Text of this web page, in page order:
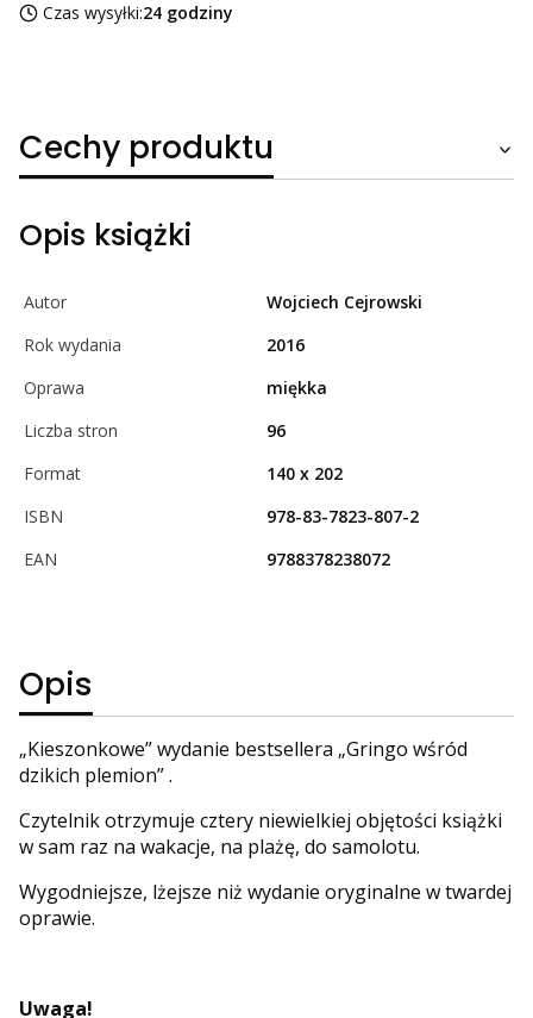
Czas wysyłki:24 godziny
Cechy produktu
Opis książki
Autor
Wojciech Cejrowski
Rok wydania
2016
Oprawa
miękka
Liczba stron
96
Format
140 x 202
ISBN
978-83-7823-807-2
EAN
9788378238072
Opis
„Kieszonkowe” wydanie bestsellera „Gringo wśród
dzikich plemion” .
Czytelnik otrzymuje cztery niewielkiej objętości książki
w sam raz na wakacje, na plażę, do samolotu.
Wygodniejsze, lżejsze niż wydanie oryginalne w twardej
oprawie.
Uwaga!